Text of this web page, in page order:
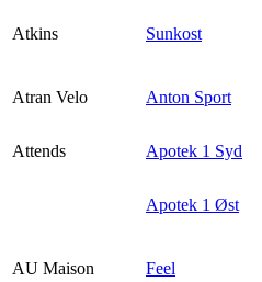
Atkins Sunkost
Atran Velo Anton Sport
Attends
Apotek 1 Syd
Apotek 1 Øst
AU Maison Feel